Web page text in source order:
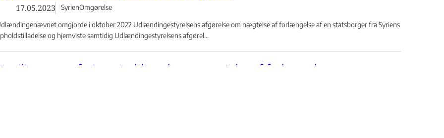
17.05.2023 SyrienOmgørelse
omgjorde i oktober 2022 Udlændingestyrelsens afgørelse om nægtelse af forlængelse af en statsborger fra Syriens
og hjemviste samtidig Udlændingestyrelsens afgørel...
- Inddragelse og nægtelse af forlængelse –